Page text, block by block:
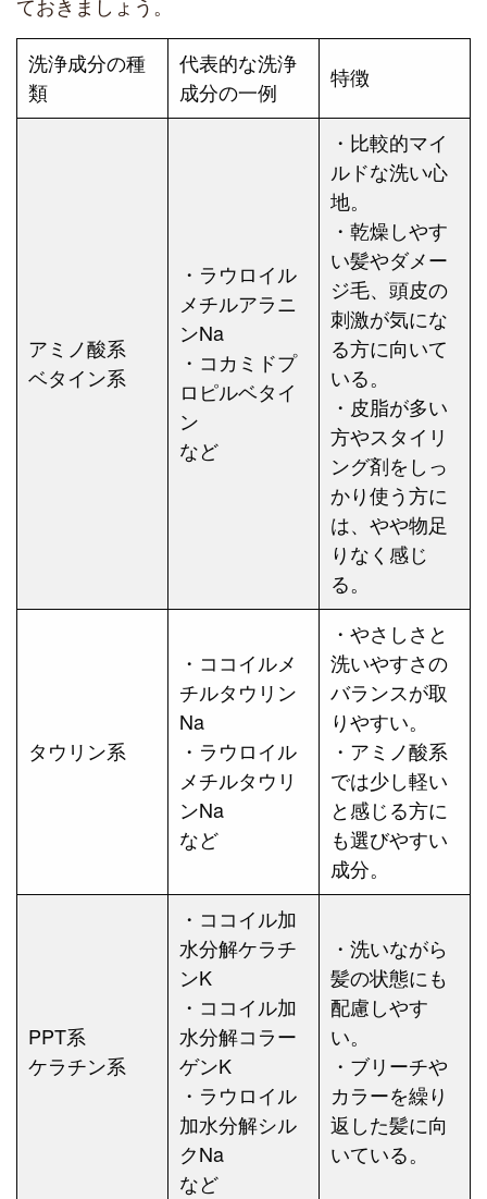
ておきましょう。
洗浄成分の種
類
代表的な洗浄
成分の一例
特徴
アミノ酸系
ベタイン系
・ラウロイル
メチルアラニ
ンNa
・コカミドプ
ロピルベタイ
ン
など
・比較的マイ
ルドな洗い心
地。
・乾燥しやす
い髪やダメー
ジ毛、頭皮の
刺激が気にな
る方に向いて
いる。
・皮脂が多い
方やスタイリ
ング剤をしっ
かり使う方に
は、やや物足
りなく感じ
る。
タウリン系
・ココイルメ
チルタウリン
Na
・ラウロイル
メチルタウリ
ンNa
など
・やさしさと
洗いやすさの
バランスが取
りやすい。
・アミノ酸系
では少し軽い
と感じる方に
も選びやすい
成分。
PPT系
ケラチン系
・ココイル加
水分解ケラチ
ンK
・ココイル加
水分解コラー
ゲンK
・ラウロイル
加水分解シル
クNa
など
・洗いながら
髪の状態にも
配慮しやす
い。
・ブリーチや
カラーを繰り
返した髪に向
いている。